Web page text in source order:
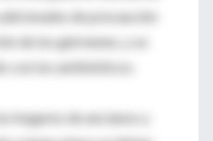
de precaución
de los gérmenes, y se
con los antibióticos.
hogares de ancianos y